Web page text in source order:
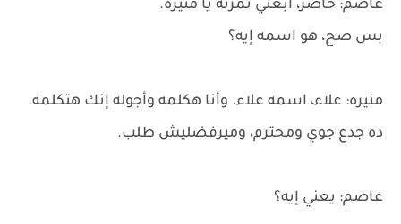
عاصم: حاضر، ابعتي نمرته يا منيره.
بس صح، هو اسمه إيه؟
منيره: علاء، اسمه علاء. وأنا هكلمه وأجوله إنك هتكلمه.
ده جدع جوي ومحترم، وميرفضليش طلب.
عاصم: يعني إيه؟